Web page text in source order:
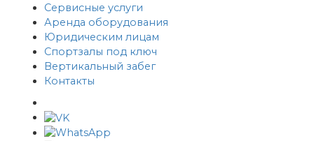
Сервисные услуги
Аренда оборудования
Юридическим лицам
Спортзалы под ключ
Вертикальный забег
Контакты